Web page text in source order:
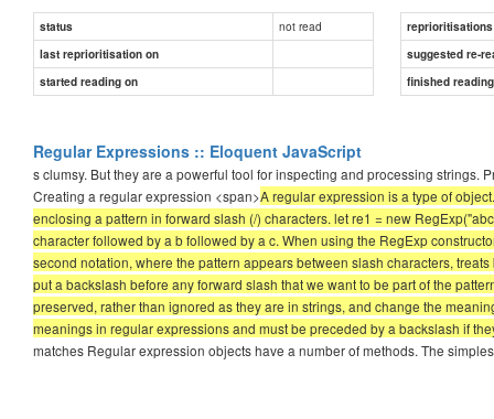
status not read
reprioritisations
last reprioritisation on
suggested re-
started reading on
finished
Regular Expressions :: Eloquent JavaScript
s clumsy. But they are a powerful tool for inspecting and processing
Creating a regular expression <span>A regular expression is a type of
enclosing a pattern in forward slash (/) characters. let re1 = new
character followed by a b followed by a c. When using the RegExp
second notation, where the pattern appears between slash characters,
put a backslash before any forward slash that we want to be part of the
preserved, rather than ignored as they are in strings, and change the
meanings in regular expressions and must be preceded by a backslash if
matches Regular expression objects have a number of methods. The